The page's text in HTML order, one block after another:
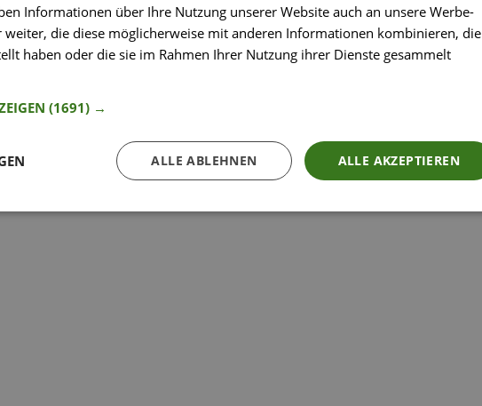
So funktioniert’s
Informationen über Ihre Nutzung unserer Website auch an unsere Werbe-
weiter, die diese möglicherweise mit anderen Informationen kombinieren, die
haben oder die sie im Rahmen Ihrer Nutzung ihrer Dienste gesammelt
(1691) →
ALLE AKZEPTIEREN
ALLE ABLEHNEN